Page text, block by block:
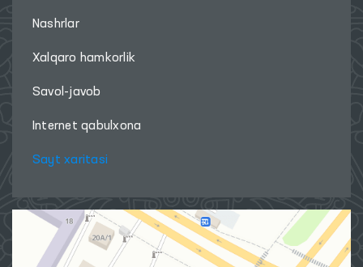
Nashrlar
Xalqaro hamkorlik
Savol-javob
Internet qabulxona
Sayt xaritasi